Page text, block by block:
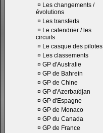
¤ Les changements /
évolutions
¤ Les transferts
¤ Le calendrier / les
circuits
¤ Le casque des pilotes
¤ Les classements
¤ GP d'Australie
¤ GP de Bahrein
¤ GP de Chine
¤ GP d'Azerbaïdjan
¤ GP d'Espagne
¤ GP de Monaco
¤ GP du Canada
¤ GP de France